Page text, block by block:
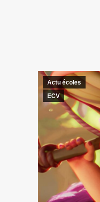
Actu écoles
ECV